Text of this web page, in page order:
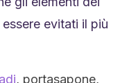
evitati il ​​più
, portasapone,